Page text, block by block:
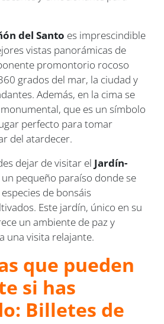
del Santo es imprescindible
vistas panorámicas de
promontorio rocoso
grados del mar, la ciudad y
Además, en la cima se
que es un símbolo
perfecto para tomar
del atardecer.
dejar de visitar el Jardín-
un pequeño paraíso donde se
de bonsáis
Este jardín, único en su
un ambiente de paz y
una visita relajante.
que pueden
si has
Billetes de